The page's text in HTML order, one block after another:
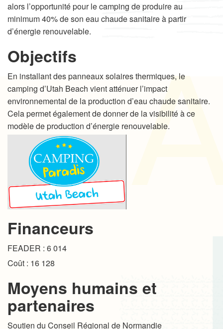
alors l’opportunité pour le camping de produire au
minimum 40% de son eau chaude sanitaire à partir
d’énergie renouvelable.
Objectifs
En installant des panneaux solaires thermiques, le
camping d’Utah Beach vient atténuer l’impact
environnemental de la production d’eau chaude sanitaire.
Cela permet également de donner de la visibilité à ce
modèle de production d’énergie renouvelable.
Financeurs
FEADER : 6 014
Coût : 16 128
Moyens humains et
partenaires
Soutien du Conseil Régional de Normandie